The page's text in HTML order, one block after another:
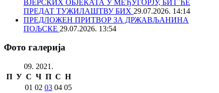
ВЈЕРСКИХ ОБЈЕКАТА У МЕЂУГОРЈУ, БИТ ЋЕ
ПРЕДАТ ТУЖИЛАШТВУ БИХ 29.07.2026. 14:14
ПРЕДЛОЖЕН ПРИТВОР ЗА ДРЖАВЉАНИНА
ПОЉСКЕ 29.07.2026. 13:54
Фото галерија
09. 2021.
П У С Ч П С Н
01 02 03 04 05